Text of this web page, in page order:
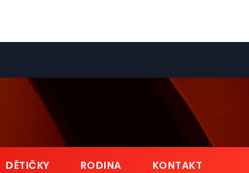
DĚTIČKY RODINA KONTAKT